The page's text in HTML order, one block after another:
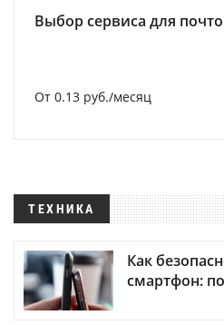
Выбор сервиса для
От 0.13 руб./месяц
ТЕХНИКА
Как
смартфон: